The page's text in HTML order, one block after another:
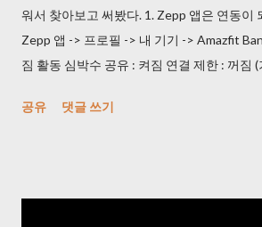
JPG-Converter.htm (240826: 다운로드 시
서 URL 수정) 일 하면서 듀얼 모니터에 켜 놨
* Every frame 으로 사용해야 한다. 4) 중복
title=Main_Page 생각보다 느리니 퇴근시에
워서 찾아보고 써봤다. 1. Zepp 앱은 연동이
Zepp 앱 -> 프로필 -> 내 기기 -> Amazfit
짐 활동 심박수 공유 : 켜짐 연결 제한 : 꺼짐
-> 기기 5. 심박수 표시 -> 블루투스에서
공유 댓글 쓰기